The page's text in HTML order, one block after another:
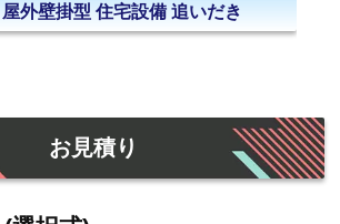
外壁掛型 住宅設備 追いだき
お見積り